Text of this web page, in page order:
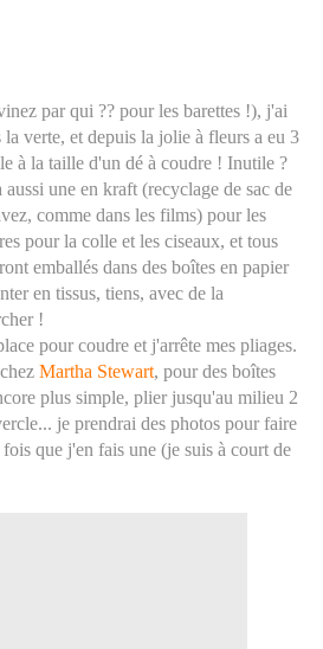
par qui ?? pour les barettes !), j'ai
verte, et depuis la jolie à fleurs a eu 3
à la taille d'un dé à coudre ! Inutile ?
une en kraft (recyclage de sac de
comme dans les films) pour les
pour la colle et les ciseaux, et tous
emballés dans des boîtes en papier
en tissus, tiens, avec de la
!
pour coudre et j'arrête mes pliages.
Martha Stewart, pour des boîtes
plus simple, plier jusqu'au milieu 2
je prendrai des photos pour faire
que j'en fais une (je suis à court de